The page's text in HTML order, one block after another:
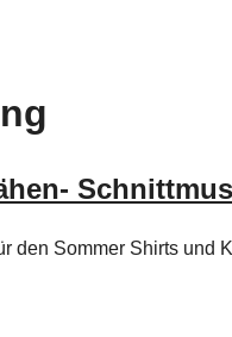
den Sommer Shirts